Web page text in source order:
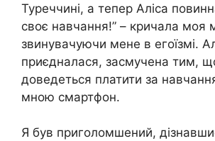
Туреччині, а тепер Аліса
своє навчання!” – кричала моя
звинувачуючи мене в егоїзмі.
приєдналася, засмучена тим,
доведеться платити за
мною смартфон.
Я був приголомшений,